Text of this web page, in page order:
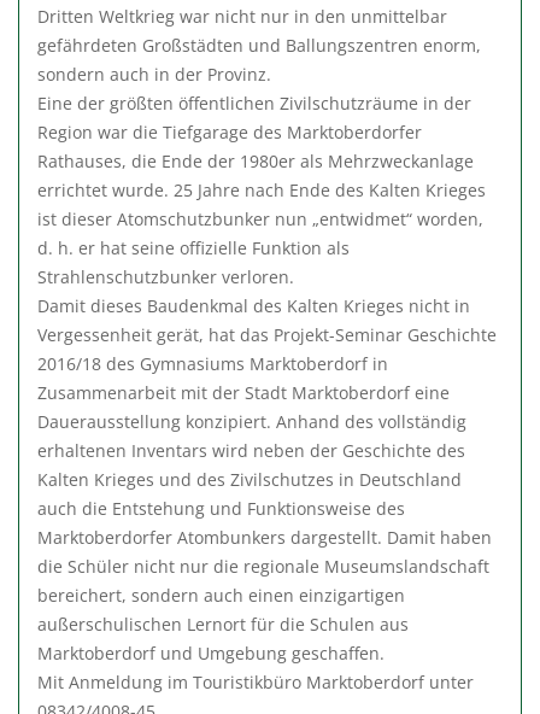
Dritten Weltkrieg war nicht nur in den unmittelbar
gefährdeten Großstädten und Ballungszentren enorm,
sondern auch in der Provinz.
Eine der größten öffentlichen Zivilschutzräume in der
Region war die Tiefgarage des Marktoberdorfer
Rathauses, die Ende der 1980er als Mehrzweckanlage
errichtet wurde. 25 Jahre nach Ende des Kalten Krieges
ist dieser Atomschutzbunker nun „entwidmet“ worden,
d. h. er hat seine offizielle Funktion als
Strahlenschutzbunker verloren.
Damit dieses Baudenkmal des Kalten Krieges nicht in
Vergessenheit gerät, hat das Projekt-Seminar Geschichte
2016/18 des Gymnasiums Marktoberdorf in
Zusammenarbeit mit der Stadt Marktoberdorf eine
Dauerausstellung konzipiert. Anhand des vollständig
erhaltenen Inventars wird neben der Geschichte des
Kalten Krieges und des Zivilschutzes in Deutschland
auch die Entstehung und Funktionsweise des
Marktoberdorfer Atombunkers dargestellt. Damit haben
die Schüler nicht nur die regionale Museumslandschaft
bereichert, sondern auch einen einzigartigen
außerschulischen Lernort für die Schulen aus
Marktoberdorf und Umgebung geschaffen.
Mit Anmeldung im Touristikbüro Marktoberdorf unter